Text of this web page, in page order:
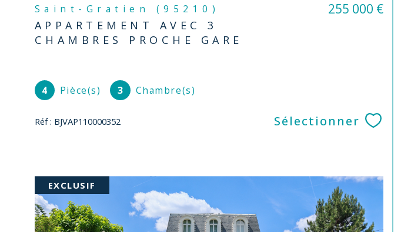
Saint-Gratien (95210)
APPARTEMENT AVEC 3
CHAMBRES PROCHE GARE
255 000 €
4 Pièce(s) 3 Chambre(s)
Réf : BJVAP110000352 Sélectionner
EXCLUSIF